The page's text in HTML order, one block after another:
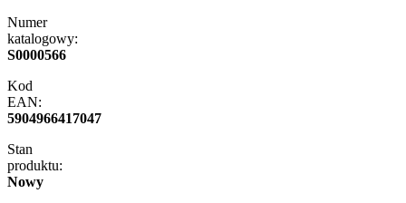
Numer
katalogowy:
S0000566
Kod
EAN:
5904966417047
Stan
produktu:
Nowy